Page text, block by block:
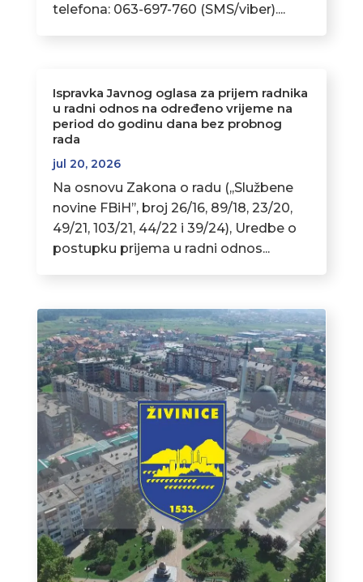
telefona: 063-697-760 (SMS/viber)....
Ispravka Javnog oglasa za prijem radnika
u radni odnos na određeno vrijeme na
period do godinu dana bez probnog
rada
jul 20, 2026
Na osnovu Zakona o radu (,,Službene
novine FBiH’’, broj 26/16, 89/18, 23/20,
49/21, 103/21, 44/22 i 39/24), Uredbe o
postupku prijema u radni odnos...